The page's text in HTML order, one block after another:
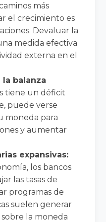
más
el crecimiento es
Devaluar la
medida efectiva
externa en el
balanza
tiene un déficit
puede verse
moneda para
y aumentar
expansivas:
los bancos
las tasas de
programas de
suelen generar
la moneda